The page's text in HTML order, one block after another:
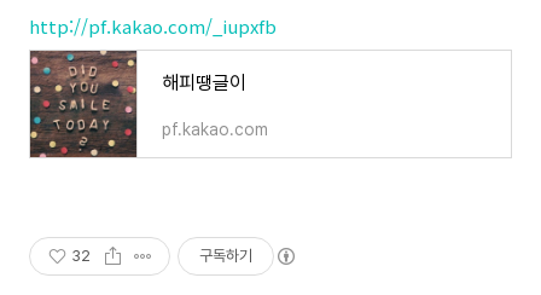
http://pf.kakao.com/_iupxfb
해피땡글이
pf.kakao.com
32 구독하기